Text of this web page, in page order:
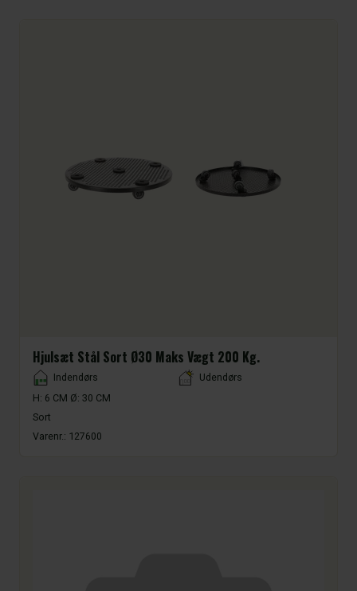
Hjulsæt Stål Sort Ø30 Maks Vægt 200 Kg.
Placement
Indendørs
Udendørs
H: 6 CM Ø: 30 CM
Sort
Varenr.: 127600